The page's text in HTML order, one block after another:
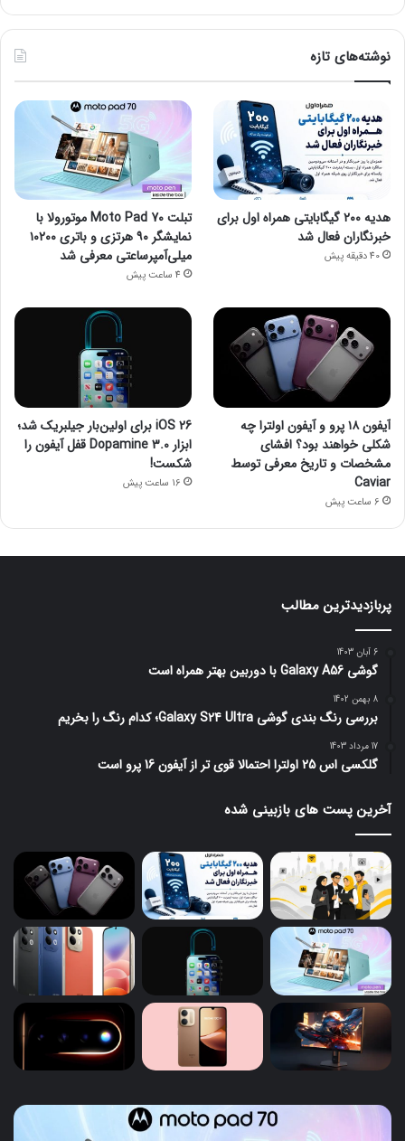
نوشته‌های تازه
هدیه ۲۰۰ گیگابایتی همراه اول برای
خبرنگاران فعال شد
40 دقیقه پیش
تبلت Moto Pad 70 موتورولا با
نمایشگر ۹۰ هرتزی و باتری ۱۰۲۰۰
میلی‌آمپرساعتی معرفی شد
4 ساعت پیش
آیفون ۱۸ پرو و آیفون اولترا چه
شکلی خواهند بود؟ افشای
مشخصات و تاریخ معرفی توسط
Caviar
6 ساعت پیش
iOS 26 برای اولین‌بار جیلبریک شد؛
ابزار Dopamine 3.0 قفل آیفون را
شکست!
16 ساعت پیش
پربازدیدترین مطالب
6 آبان 1403
گوشی Galaxy A56 با دوربین بهتر همراه است
8 بهمن 1402
بررسی رنگ بندی گوشی Galaxy S24 Ultra؛ کدام رنگ را بخریم
17 مرداد 1403
گلکسی اس 25 اولترا احتمالا قوی تر از آیفون 16 پرو است
آخرین پست های بازبینی شده
آیفون